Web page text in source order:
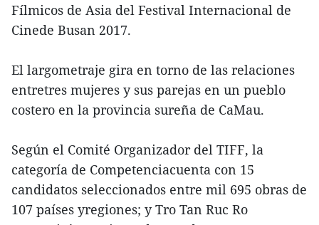
Fílmicos de Asia del Festival Internacional de
Cinede Busan 2017.
El largometraje gira en torno de las relaciones
entretres mujeres y sus parejas en un pueblo
costero en la provincia sureña de CaMau.
Según el Comité Organizador del TIFF, la
categoría de Competenciacuenta con 15
candidatos seleccionados entre mil 695 obras de
107 países yregiones; y Tro Tan Ruc Ro